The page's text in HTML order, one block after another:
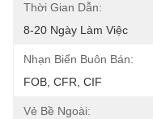
Thời Gian Dẫn:
8-20 Ngày Làm Việc
Nhạn Biển Buôn Bán:
FOB, CFR, CIF
Vẻ Bề Ngoài: